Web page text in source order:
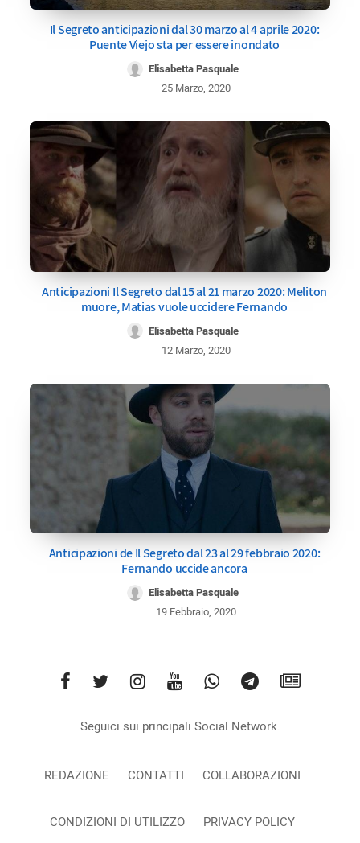
Il Segreto anticipazioni dal 30 marzo al 4 aprile 2020:
Puente Viejo sta per essere inondato
Elisabetta Pasquale
25 Marzo, 2020
Anticipazioni Il Segreto dal 15 al 21 marzo 2020: Meliton
muore, Matias vuole uccidere Fernando
Elisabetta Pasquale
12 Marzo, 2020
Anticipazioni de Il Segreto dal 23 al 29 febbraio 2020:
Fernando uccide ancora
Elisabetta Pasquale
19 Febbraio, 2020
Seguici sui principali Social Network.
REDAZIONE CONTATTI COLLABORAZIONI
CONDIZIONI DI UTILIZZO PRIVACY POLICY